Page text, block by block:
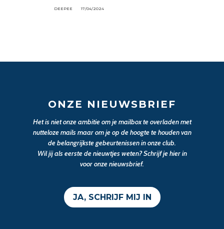
DEEPEE 17/04/2024
ONZE NIEUWSBRIEF
Het is niet onze ambitie om je mailbox te overladen met
nutteloze mails maar om je op de hoogte te houden van
de belangrijkste gebeurtenissen in onze club.
Wil jij als eerste de nieuwtjes weten? Schrijf je hier in
voor onze nieuwsbrief.
JA, SCHRIJF MIJ IN